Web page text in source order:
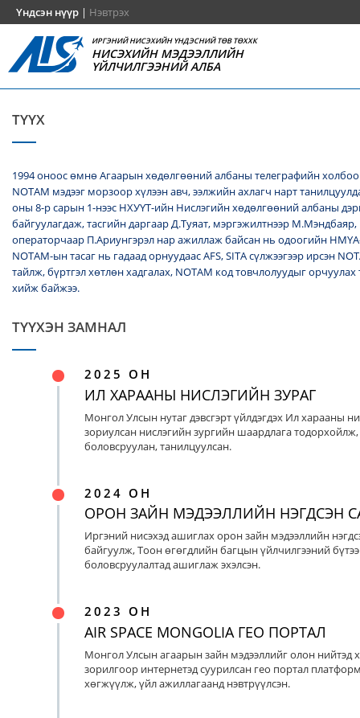
Үндсэн нүүр | Нэвтрэх
ИРГЭНИЙ НИСЭХИЙН ҮНДЭСНИЙ ТӨВ ТӨХХК
НИСЭХИЙН МЭДЭЭЛЛИЙН
ҮЙЛЧИЛГЭЭНИЙ АЛБА
ТҮҮХ
1994 оноос өмнө Агаарын хөдөлгөөний албаны телеграфийн
NОТАМ мэдээг морзоор хүлээн авч, ээлжийн ахлагч нарт
оны 8-р сарын 1-нээс НХУҮТ-ийн Нислэгийн хөдөлгөөний албаны
байгуулагдаж, тасгийн даргаар Д.Туяат, мэргэжилтнээр
операторчаар П.Ариунгэрэл нар ажиллаж байсан нь одоогийн
NOTAM-ын тасаг нь гадаад орнуудаас AFS, SITA сүлжээгээр ирсэн
тайлж, бүртгэл хөтлөн хадгалах, NОТАМ код товчлолуудыг
хийж байжээ.
ТҮҮХЭН ЗАМНАЛ
2025 ОН
ИЛ ХАРААНЫ НИСЛЭГИЙН ЗУРАГ
Монгол Улсын нутаг дэвсгэрт үйлдэгдэх Ил харааны
зориулсан нислэгийн зургийн шаардлага тодорхойлж,
боловсруулан, танилцуулсан.
2024 ОН
ОРОН ЗАЙН МЭДЭЭЛЛИЙН НЭГДСЭН
Иргэний нисэхэд ашиглах орон зайн мэдээллийн
байгуулж, Тоон өгөгдлийн багцын үйлчилгээний
боловсруулалтад ашиглаж эхэлсэн.
2023 ОН
AIR SPACE MONGOLIA ГЕО ПОРТАЛ
Монгол Улсын агаарын зайн мэдээллийг олон нийтэд
зорилгоор интернетэд суурилсан гео портал
хөгжүүлж, үйл ажиллагаанд нэвтрүүлсэн.